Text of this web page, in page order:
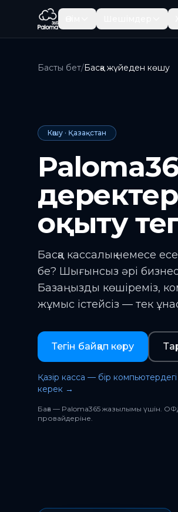
Негізгі мазмұнға өту
Басты бет/Басқа жүйеден көшу
Көшу · Қазақстан
оқыту
Басқа кассалық немесе
бе? Шығынсыз әрі
Базаңызды көшіреміз,
жұмыс істейсіз — тек
Тегін байқап көру
Қазір касса — бір
керек →
Баға — Paloma365 жазылымы үшін.
провайдеріне.